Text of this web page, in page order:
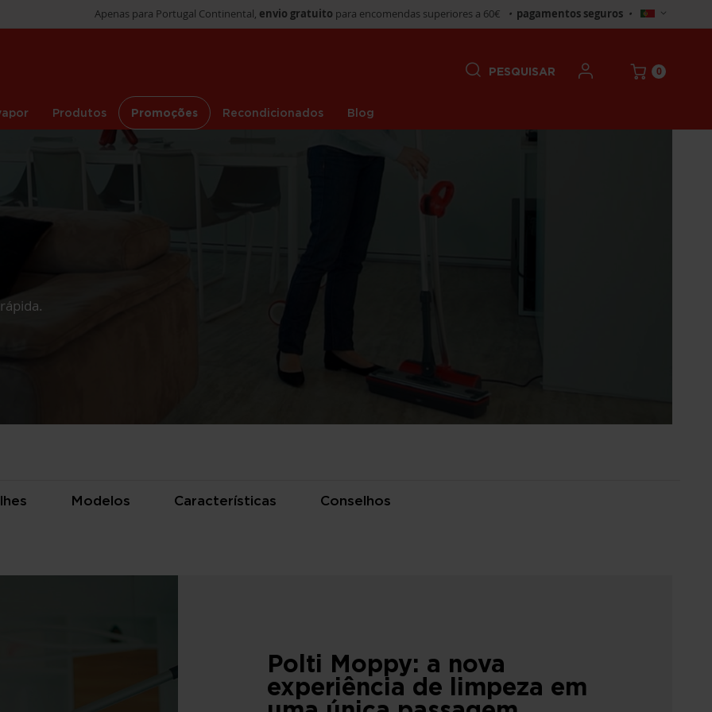
Apenas para Portugal Continental, envio gratuito para encomendas superiores a 60€ • pagamentos seguros •
Selecionar
Loja
Produtos Promoções Recondicionados Blog
PESQUISAR 0
Modelos Características Conselhos
Polti Moppy: a nova
experiência de limpeza em